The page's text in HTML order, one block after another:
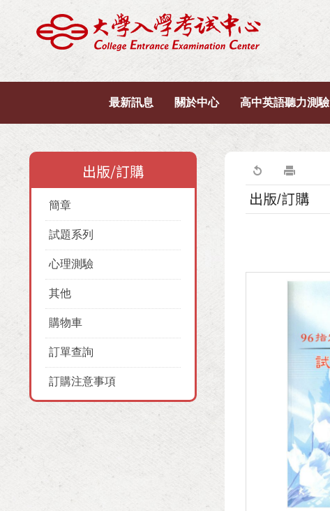
最新訊息 關於中心 高中英語聽力測驗
出版/訂購
簡章
試題系列
心理測驗
其他
購物車
訂單查詢
訂購注意事項
出版/訂購